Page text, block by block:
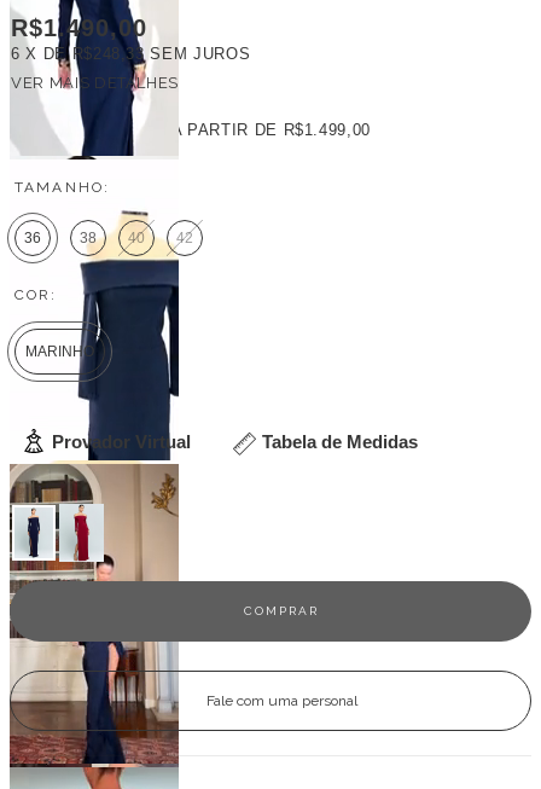
R$1.490,00
6 X DE R$248,33 SEM JUROS
VER MAIS DETALHES
FRETE GRÁTIS A PARTIR DE R$1.499,00
TAMANHO:
36 38 40 42
COR:
MARINHO
Provador Virtual Tabela de Medidas
Veja outras opções
Fale com uma personal